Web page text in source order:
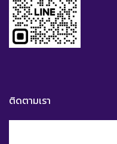
ติดตามเรา